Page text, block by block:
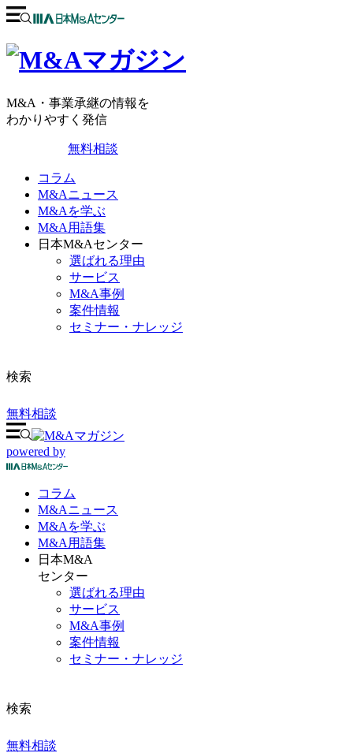
M&A・事業承継の情報を
わかりやすく発信
無料相談
コラム
M&Aニュース
M&Aを学ぶ
M&A用語集
日本M&Aセンター
選ばれる理由
サービス
M&A事例
案件情報
セミナー・ナレッジ
検索
無料相談
powered by
コラム
M&Aニュース
M&Aを学ぶ
M&A 用語集
日本M&A
センター
選ばれる理由
サービス
M&A事例
案件情報
セミナー・ナレッジ
検索
無料相談